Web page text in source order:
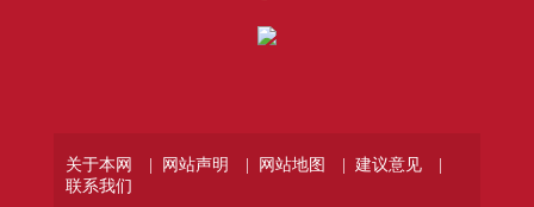
关于本网 | 网站声明 | 网站地图 |
建议意见 |
联系我们